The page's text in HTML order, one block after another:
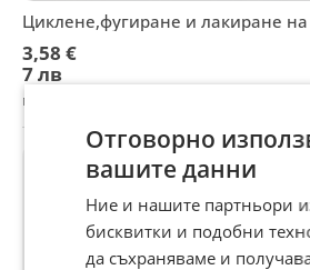
Циклене,фугиране и лакиране на
3,58 €
7 лв
гр. Стара Загора, Център, 05 август
Отговорно
вашите данни
Ние и нашите партньори
бисквитки и подобни
да съхраняваме и